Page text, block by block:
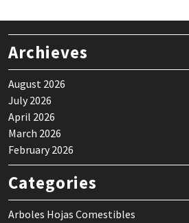
Archieves
August 2026
July 2026
April 2026
March 2026
February 2026
Categories
Arboles Hojas Comestibles